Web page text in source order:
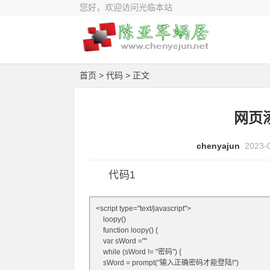
您好，欢迎访问光临本站
首页 > 代码 > 正文
网页
chenyajun 2023-
代码1